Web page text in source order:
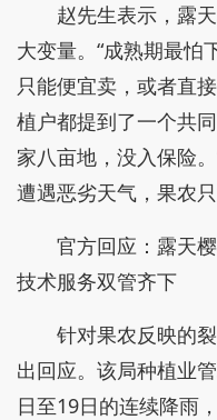
赵先生表示，露
大变量。“成熟期最怕
只能便宜卖，或者直
植户都提到了一个共
家八亩地，没入保险
遭遇恶劣天气，果农
官方回应：露天
技术服务双管齐下
针对果农反映的
出回应。该局种植业
日至19日的连续降雨